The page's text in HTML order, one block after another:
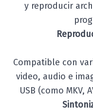
y reproducir
Compatible con
video, audio e
USB (como MKV,